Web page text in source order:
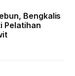
Bengkalis
Pelatihan